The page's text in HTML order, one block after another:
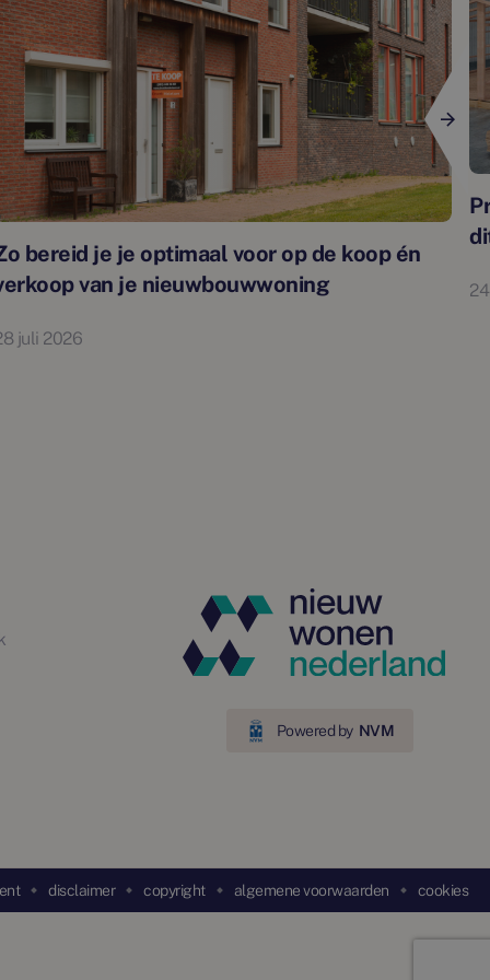
bereid je je optimaal voor op de koop én
van je nieuwbouwwoning
juli 2026
Powered by NVM
disclaimer copyright algemene voorwaarden cookies